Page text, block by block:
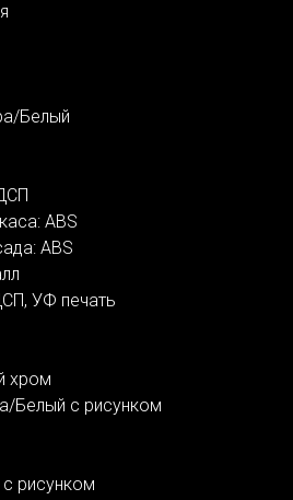
Белый
ABS
ABS
УФ печать
хром
Белый с рисунком
рисунком